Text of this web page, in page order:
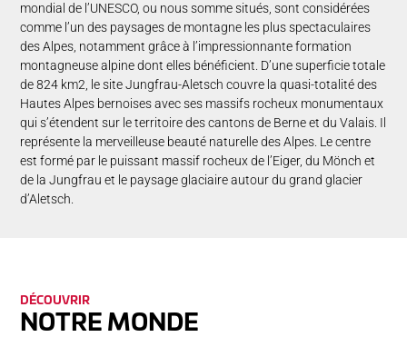
mondial de l’UNESCO, ou nous somme situés, sont considérées
comme l’un des paysages de montagne les plus spectaculaires
des Alpes, notamment grâce à l’impressionnante formation
montagneuse alpine dont elles bénéficient. D’une superficie totale
de 824 km2, le site Jungfrau-Aletsch couvre la quasi-totalité des
Hautes Alpes bernoises avec ses massifs rocheux monumentaux
qui s’étendent sur le territoire des cantons de Berne et du Valais. Il
représente la merveilleuse beauté naturelle des Alpes. Le centre
est formé par le puissant massif rocheux de l’Eiger, du Mönch et
de la Jungfrau et le paysage glaciaire autour du grand glacier
d’Aletsch.
DÉCOUVRIR
NOTRE MONDE